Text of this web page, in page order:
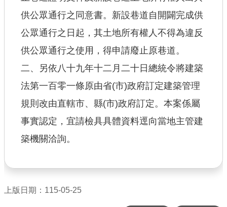
隱私權政策
網站安全政策
政府網站資料開放宣告
供公眾通行之同意書。新設巷道自開闢完成供
公眾通行之日起，其土地所有權人不得為違反
供公眾通行之使用，得申請廢止原巷道。
二、另依八十九年十二月二十日總統令將建築
法第一百零一條原由省(市)政府訂定建築管理
規則改由直轄市、縣(市)政府訂定。本案係屬
事實認定，宜請檢具具體資料逕向當地主管建
築機關洽詢。
上版日期：115-05-25